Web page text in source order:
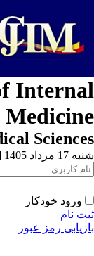
مرداد 1405 ]
ورود خودکار
نام
رمز عبور